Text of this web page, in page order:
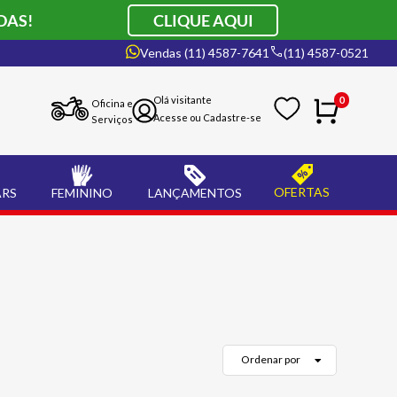
CLIQUE AQUI
Vendas (11) 4587-7641 (11) 4587-0521
Oficina e
Serviços
0
FEMININO LANÇAMENTOS OFERTAS
Ordenar por